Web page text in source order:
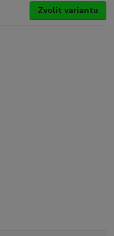
Zvolit variantu